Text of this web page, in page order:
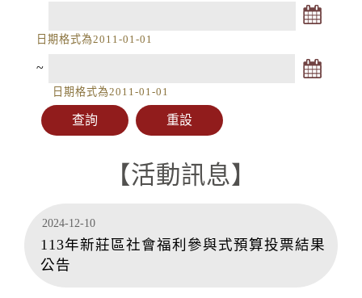
日期格式為2011-01-01
~
日期格式為2011-01-01
【活動訊息】
2024-12-10
113年新莊區社會福利參與式預算投票結果
公告